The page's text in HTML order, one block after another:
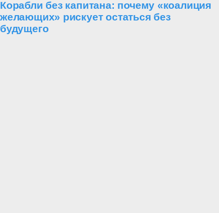
Корабли без капитана: почему «коалиция
желающих» рискует остаться без
будущего